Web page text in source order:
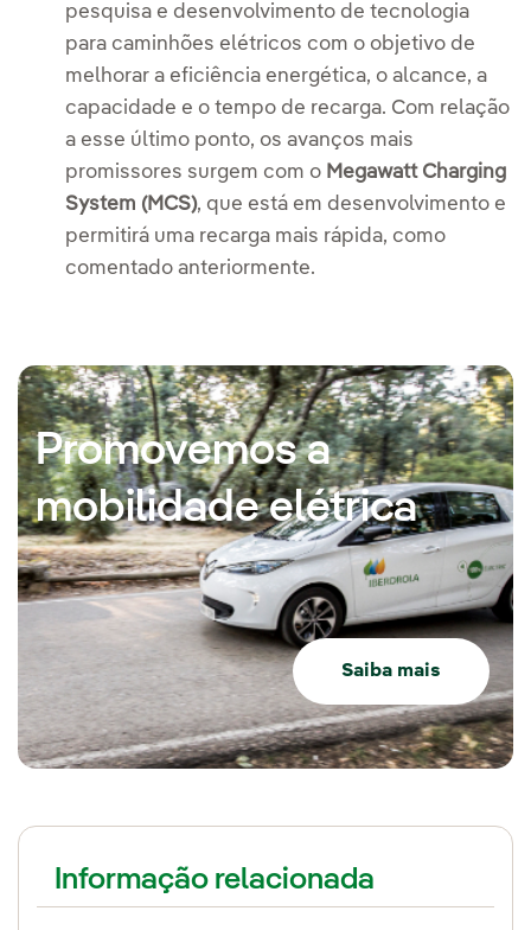
pesquisa e desenvolvimento de tecnologia
para caminhões elétricos com o objetivo de
melhorar a eficiência energética, o alcance, a
capacidade e o tempo de recarga. Com relação
a esse último ponto, os avanços mais
promissores surgem com o Megawatt Charging
System (MCS), que está em desenvolvimento e
permitirá uma recarga mais rápida, como
comentado anteriormente.
Promovemos a
mobilidade elétrica
Saiba mais
Informação relacionada